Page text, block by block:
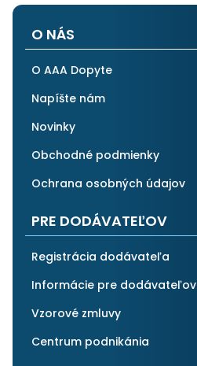
O NÁS
O AAA Dopyte
Napíšte nám
Novinky
Obchodné podmienky
Ochrana osobných údajov
PRE DODÁVATEĽOV
Registrácia dodávateľa
Informácie pre dodávateľov
Vzorové zmluvy
Centrum podnikánia